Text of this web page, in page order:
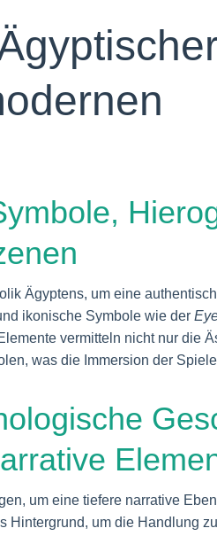
Ägyptens, um eine
ikonische Symbole wie der
vermitteln nicht nur die
was die Immersion der
um eine tiefere narrative
Hintergrund, um die Handlung